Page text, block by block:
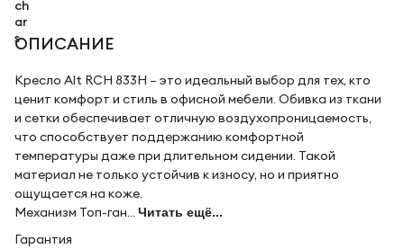
ОПИСАНИЕ
Кресло Alt RCH 833H – это идеальный выбор для тех, кто
ценит комфорт и стиль в офисной мебели. Обивка из ткани
и сетки обеспечивает отличную воздухопроницаемость,
что способствует поддержанию комфортной
температуры даже при длительном сидении. Такой
материал не только устойчив к износу, но и приятно
ощущается на коже.
Механизм Топ-ган... Читать ещё...
Гарантия